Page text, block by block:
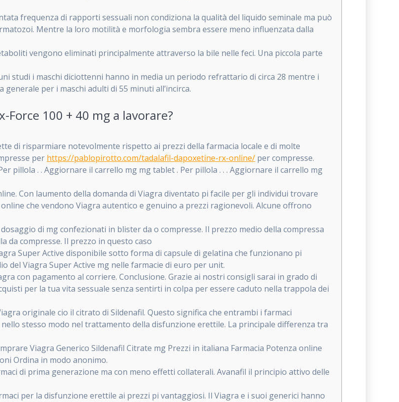
frequenza di rapporti sessuali non condiziona la qualità del liquido seminale ma può
Mentre la loro motilità e morfologia sembra essere meno influenzata dalla
vengono eliminati principalmente attraverso la bile nelle feci. Una piccola parte
studi i maschi diciottenni hanno in media un periodo refrattario di circa 28 mentre i
per i maschi adulti di 55 minuti all’incirca.
100 + 40 mg a lavorare?
di risparmiare notevolmente rispetto ai prezzi della farmacia locale e di molte
per https://pablopirotto.com/tadalafil-dapoxetine-rx-online/ per compresse.
pillola . . Aggiornare il carrello mg mg tablet . Per pillola . . . Aggiornare il carrello mg
Con laumento della domanda di Viagra diventato pi facile per gli individui trovare
che vendono Viagra autentico e genuino a prezzi ragionevoli. Alcune offrono
di mg confezionati in blister da o compresse. Il prezzo medio della compressa
da compresse. Il prezzo in questo caso
Super Active disponibile sotto forma di capsule di gelatina che funzionano pi
del Viagra Super Active mg nelle farmacie di euro per unit.
con pagamento al corriere. Conclusione. Grazie ai nostri consigli sarai in grado di
per la tua vita sessuale senza sentirti in colpa per essere caduto nella trappola dei
originale cio il citrato di Sildenafil. Questo significa che entrambi i farmaci
stesso modo nel trattamento della disfunzione erettile. La principale differenza tra
Viagra Generico Sildenafil Citrate mg Prezzi in italiana Farmacia Potenza online
Ordina in modo anonimo.
di prima generazione ma con meno effetti collaterali. Avanafil il principio attivo delle
per la disfunzione erettile ai prezzi pi vantaggiosi. Il Viagra e i suoi generici hanno